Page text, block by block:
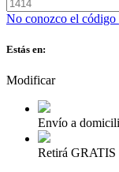
No conozco el código
Estás en:
Modificar
Envío a
Retirá GRATIS